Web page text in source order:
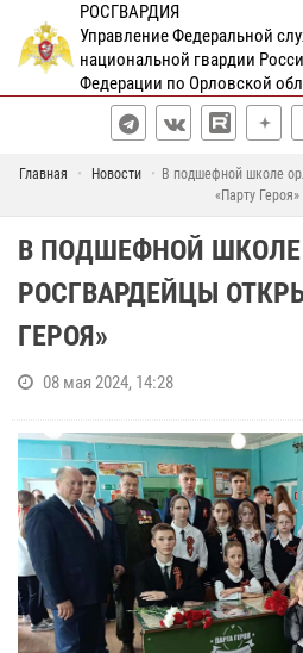
РОСГВАРДИЯ
Управление Федеральной
национальной гвардии
Федерации по Орловской
Главная Новости
В подшефной школе
«Парту Героя»
В ПОДШЕФНОЙ ШКОЛЕ
РОСГВАРДЕЙЦЫ
ГЕРОЯ»
08 мая 2024, 14:28